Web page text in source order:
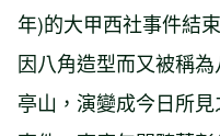
年)的大甲西社事件結
因八角造型而又被稱
亭山，演變成今日所